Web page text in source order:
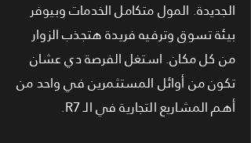
الجديدة. المول متكامل الخدمات وبيوفر
بيئة تسوق وترفيه فريدة هتجذب الزوار
من كل مكان. استغل الفرصة دي عشان
تكون من أوائل المستثمرين في واحد من
أهم المشاريع التجارية في الـ R7.